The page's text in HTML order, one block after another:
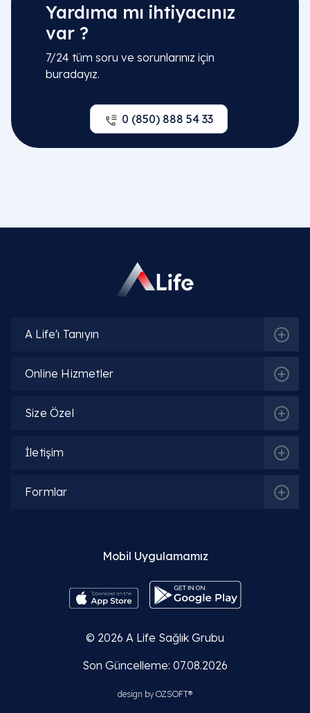
Yardıma mı ihtiyacınız
var ?
7/24 tüm soru ve sorunlarınız için
buradayız.
0 (850) 888 54 33
A Life'ı Tanıyın
Online Hizmetler
Size Özel
İletişim
Formlar
Mobil Uygulamamız
© 2026 A Life Sağlık Grubu
Son Güncelleme: 07.08.2026
design by OZSOFT®